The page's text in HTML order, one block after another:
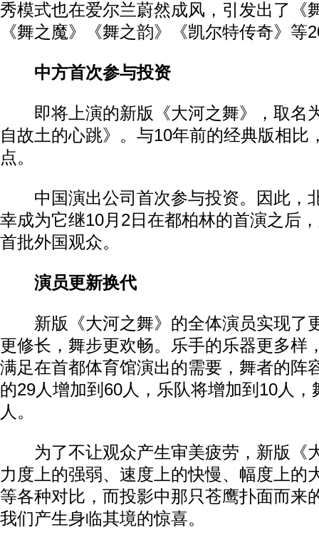
秀模式也在爱尔兰蔚然成风，引发出了《
《舞之魔》《舞之韵》《凯尔特传奇》等
中方首次参与投资
即将上演的新版《大河之舞》，取名
自故土的心跳》。与10年前的经典版相比
点。
中国演出公司首次参与投资。因此，
幸成为它继10月2日在都柏林的首演之后
首批外国观众。
演员更新换代
新版《大河之舞》的全体演员实现了
更修长，舞步更欢畅。乐手的乐器更多样
满足在首都体育馆演出的需要，舞者的阵
的29人增加到60人，乐队将增加到10人，
人。
为了不让观众产生审美疲劳，新版《
力度上的强弱、速度上的快慢、幅度上的
等各种对比，而投影中那只苍鹰扑面而来
我们产生身临其境的惊喜。